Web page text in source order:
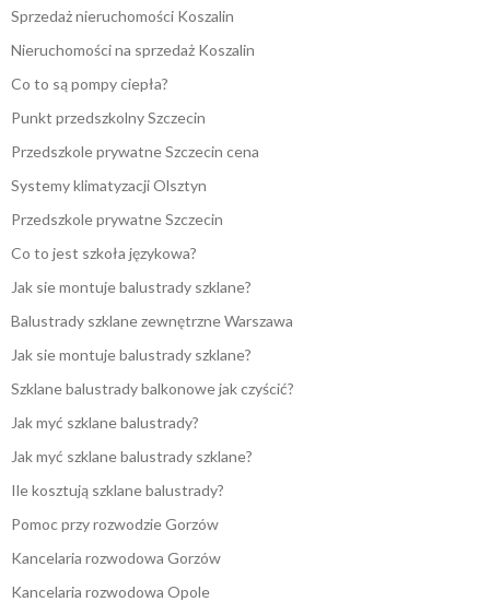
Sprzedaż nieruchomości Koszalin
Nieruchomości na sprzedaż Koszalin
Co to są pompy ciepła?
Punkt przedszkolny Szczecin
Przedszkole prywatne Szczecin cena
Systemy klimatyzacji Olsztyn
Przedszkole prywatne Szczecin
Co to jest szkoła językowa?
Jak sie montuje balustrady szklane?
Balustrady szklane zewnętrzne Warszawa
Jak sie montuje balustrady szklane?
Szklane balustrady balkonowe jak czyścić?
Jak myć szklane balustrady?
Jak myć szklane balustrady szklane?
Ile kosztują szklane balustrady?
Pomoc przy rozwodzie Gorzów
Kancelaria rozwodowa Gorzów
Kancelaria rozwodowa Opole